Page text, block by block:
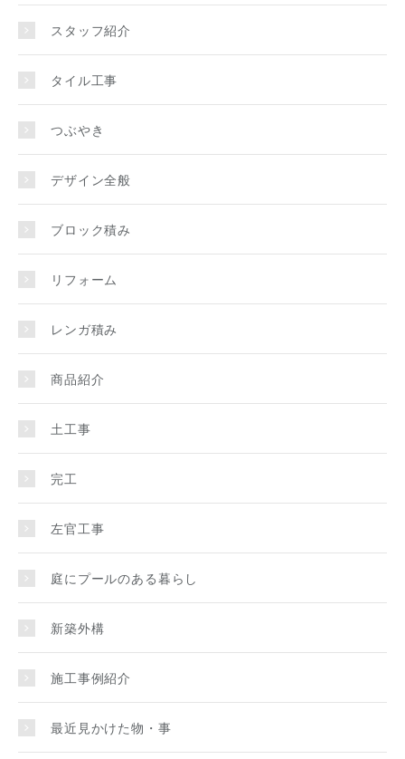
スタッフ紹介
タイル工事
つぶやき
デザイン全般
ブロック積み
リフォーム
レンガ積み
商品紹介
土工事
完工
左官工事
庭にプールのある暮らし
新築外構
施工事例紹介
最近見かけた物・事